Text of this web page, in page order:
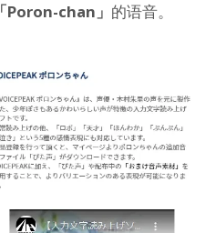
「Poron-chan」 的语音。